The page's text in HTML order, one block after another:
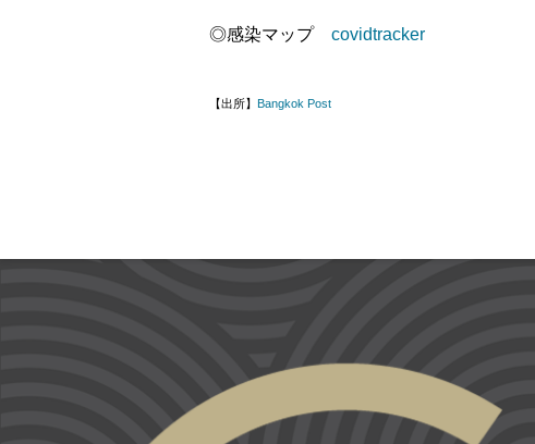
◎感染マップ covidtracker
【出所】 Bangkok Post